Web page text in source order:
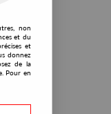
non
et du
et
donnez
de la
Pour en